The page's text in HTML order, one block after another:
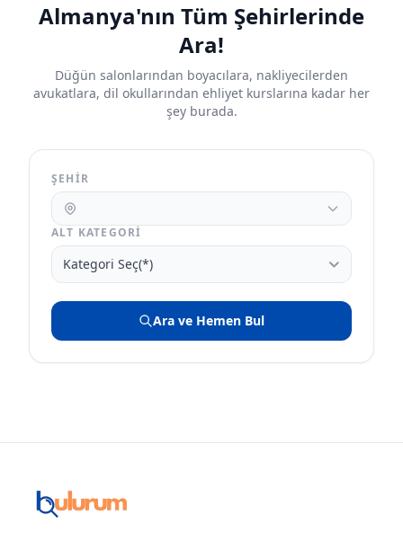
Almanya'nın Tüm Şehirlerinde
Ara!
Düğün salonlarından boyacılara, nakliyecilerden
avukatlara, dil okullarından ehliyet kurslarına kadar her
şey burada.
ŞEHIR
ALT KATEGORI
Ara ve Hemen Bul
Bulurum.de